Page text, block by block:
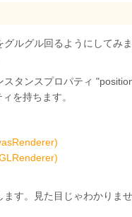
グルグル回るようにしてみ
スタンスプロパティ
を持ちます。
す。見た目じゃわかりま